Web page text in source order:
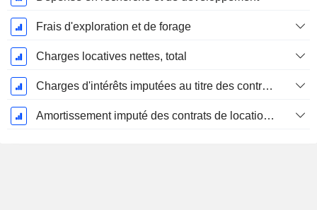
Frais d'exploration et de forage
Charges locatives nettes, total
Charges d'intérêts imputées au titre des contrats de location
Amortissement imputé des contrats de location simple